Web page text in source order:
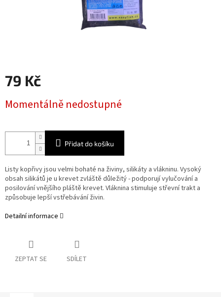
79 Kč
cena:
Momentálně nedostupné
Přidat do košíku
Listy kopřivy jsou velmi bohaté na živiny, silikáty a vlákninu. Vysoký
obsah silikátů je u krevet zvláště důležitý - podporují vylučování a
posilování vnějšího pláště krevet. Vláknina stimuluje střevní trakt a
způsobuje lepší vstřebávání živin.
Detailní informace
ZEPTAT SE SDÍLET